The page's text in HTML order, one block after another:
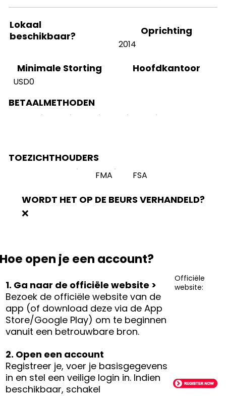
Lokaal
beschikbaar?
Oprichting
2014
Minimale Storting
USD0
Hoofdkantoor
BETAALMETHODEN
TOEZICHTHOUDERS
FMA FSA
WORDT HET OP DE BEURS VERHANDELD?
❌
Hoe open je een account?
1. Ga naar de officiële website >
Bezoek de officiële website van de
app (of download deze via de App
Store/Google Play) om te beginnen
vanuit een betrouwbare bron.
2. Open een account
Registreer je, voer je basisgegevens
in en stel een veilige login in. Indien
beschikbaar, schakel
Officiële
website: